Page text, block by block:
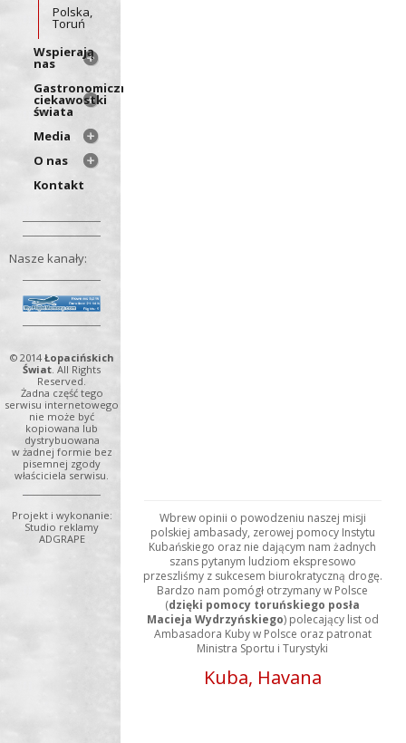
Polska,
Toruń
Wspierają
nas
Gastronomiczne
ciekawostki
świata
Media
O nas
Kontakt
Nasze kanały:
© 2014 Łopacińskich
Świat. All Rights
Reserved.
Żadna część tego
serwisu internetowego
nie może być
kopiowana lub
dystrybuowana
w żadnej formie bez
pisemnej zgody
właściciela serwisu.
Projekt i wykonanie:
Studio reklamy
ADGRAPE
Wbrew opinii o powodzeniu naszej misji
polskiej ambasady, zerowej pomocy Instytu
Kubańskiego oraz nie dającym nam żadnych
szans pytanym ludziom ekspresowo
przeszliśmy z sukcesem biurokratyczną drogę.
Bardzo nam pomógł otrzymany w Polsce
(dzięki pomocy toruńskiego posła
Macieja Wydrzyńskiego) polecający list od
Ambasadora Kuby w Polsce oraz patronat
Ministra Sportu i Turystyki
Kuba, Havana